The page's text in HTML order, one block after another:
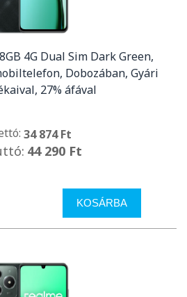
4G Dual Sim Dark Green,
Dobozában, Gyári
27% áfával
34 874 Ft
44 290 Ft
KOSÁRBA